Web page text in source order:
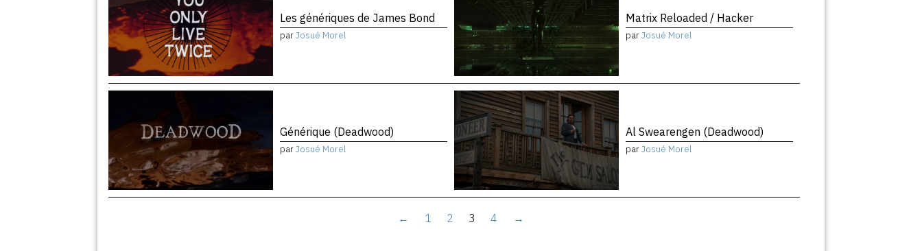
Les génériques de James Bond
parJosué Morel
Matrix Reloaded / Hacker
parJosué Morel
Générique (Deadwood)
parJosué Morel
Al Swearengen (Deadwood)
parJosué Morel
← 1 2 3 4 →